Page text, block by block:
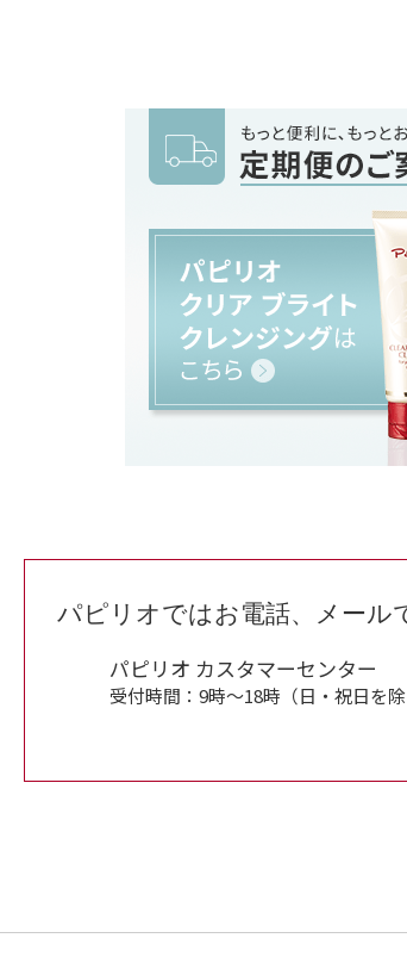
パピリオではお電話、メール
パピリオ カスタマーセンター
受付時間：9時〜18時（日・祝日を除